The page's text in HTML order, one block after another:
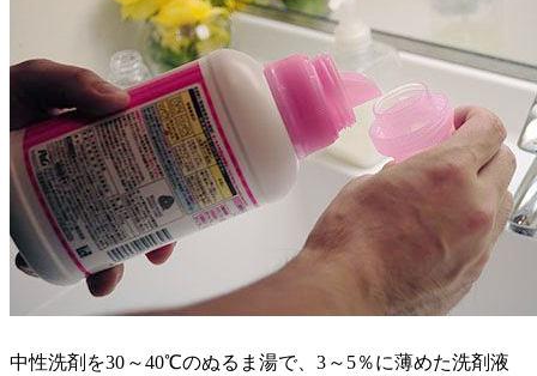
中性洗剤を30～40℃のぬるま湯で、3～5％に薄めた洗剤液